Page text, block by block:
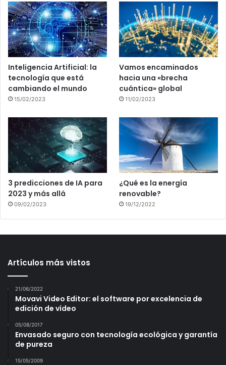
Inteligencia Artificial: la
tecnología que está
cambiando el mundo
15/02/2023
Vamos encaminados
hacia una «brecha
cuántica» global
11/02/2023
3 predicciones de IA para
2023 y más allá
09/02/2023
¿Qué es la energía
renovable?
19/12/2022
Artículos más vistos
21/06/2022
Movavi Video Editor: el software por excelencia de
edición de vídeo
05/08/2017
Envasado seguro con tecnología ecológica y garantía
de pureza
15/05/2009